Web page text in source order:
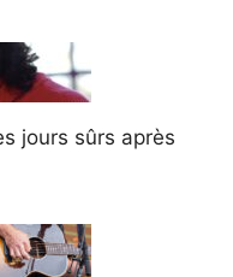
jours sûrs après